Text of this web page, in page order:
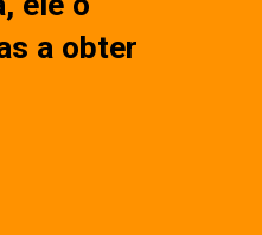
a obter